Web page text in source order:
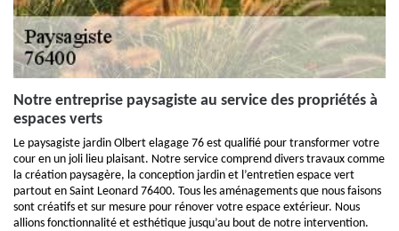
Notre entreprise paysagiste au service des propriétés à
espaces verts
Le paysagiste jardin Olbert elagage 76 est qualifié pour transformer votre
cour en un joli lieu plaisant. Notre service comprend divers travaux comme
la création paysagère, la conception jardin et l’entretien espace vert
partout en Saint Leonard 76400. Tous les aménagements que nous faisons
sont créatifs et sur mesure pour rénover votre espace extérieur. Nous
allions fonctionnalité et esthétique jusqu’au bout de notre intervention.